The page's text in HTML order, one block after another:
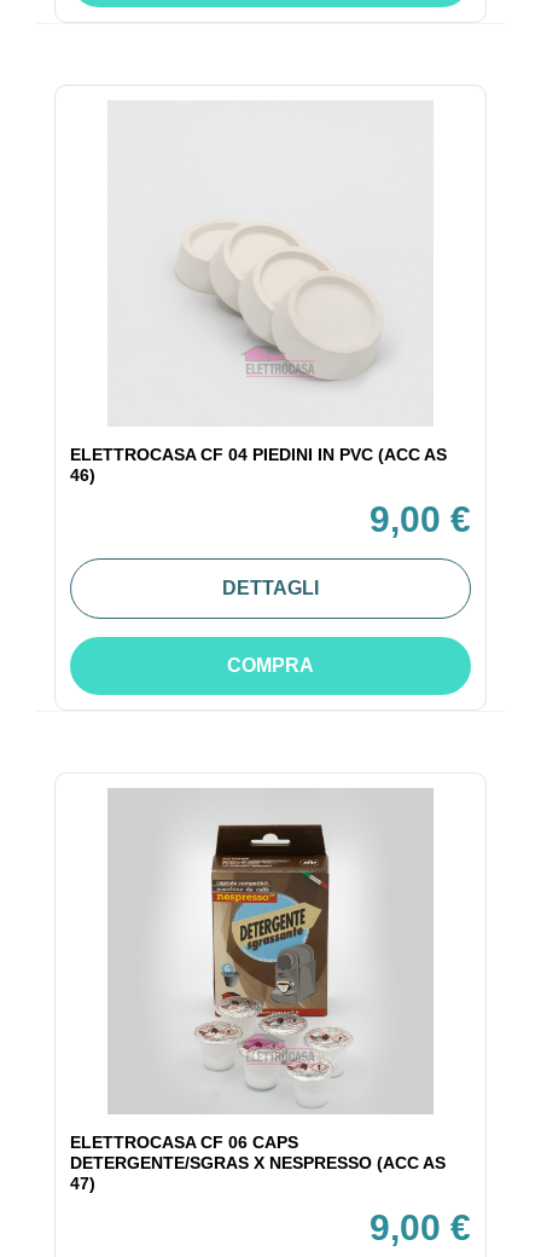
ELETTROCASA CF 04 PIEDINI IN PVC (ACC AS
46)
9,00 €
DETTAGLI
COMPRA
ELETTROCASA CF 06 CAPS
DETERGENTE/SGRAS X NESPRESSO (ACC AS
47)
9,00 €